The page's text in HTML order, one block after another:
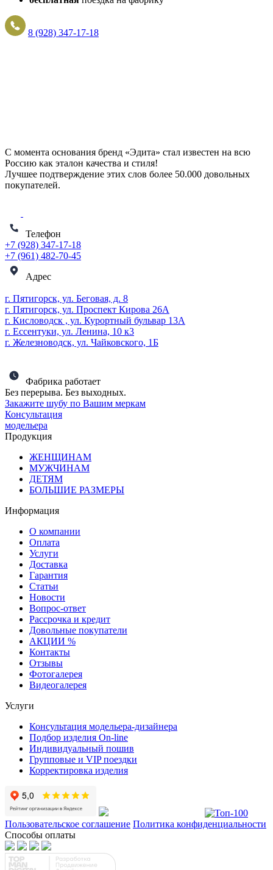
8 (928) 347-17-18
С момента основания бренд «Эдита» стал известен на всю
Россию как эталон качества и стиля!
Лучшее подтверждение этих слов более 50.000 довольных
покупателей.
Телефон
+7 (928) 347-17-18
+7 (961) 482-70-45
Адрес
г. Пятигорск, ул. Беговая, д. 8
г. Пятигорск, ул. Проспект Кирова 26А
г. Кисловодск , ул. Курортный бульвар 13А
г. Ессентуки, ул. Ленина, 10 к3
г. Железноводск, ул. Чайковского, 1Б
Фабрика работает
Без перерыва. Без выходных.
Закажите шубу по Вашим меркам
Консультация
модельера
Продукция
ЖЕНЩИНАМ
МУЖЧИНАМ
ДЕТЯМ
БОЛЬШИЕ РАЗМЕРЫ
Информация
О компании
Оплата
Услуги
Доставка
Гарантия
Статьи
Новости
Вопрос-ответ
Рассрочка и кредит
Довольные покупатели
АКЦИИ %
Контакты
Отзывы
Фотогалерея
Видеогалерея
Услуги
Консультация модельера-дизайнера
Подбор изделия On-line
Индивидуальный пошив
Групповые и VIP поездки
Корректировка изделия
Пользовательское соглашение Политика конфиденциальности
Способы оплаты